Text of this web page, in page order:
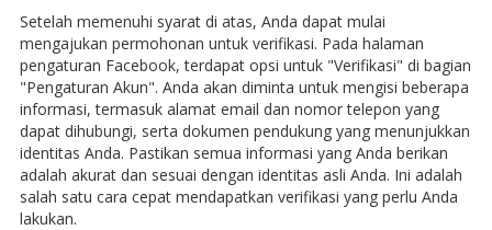
Setelah memenuhi syarat di atas, Anda dapat mulai
mengajukan permohonan untuk verifikasi. Pada halaman
pengaturan Facebook, terdapat opsi untuk "Verifikasi" di bagian
"Pengaturan Akun". Anda akan diminta untuk mengisi beberapa
informasi, termasuk alamat email dan nomor telepon yang
dapat dihubungi, serta dokumen pendukung yang menunjukkan
identitas Anda. Pastikan semua informasi yang Anda berikan
adalah akurat dan sesuai dengan identitas asli Anda. Ini adalah
salah satu cara cepat mendapatkan verifikasi yang perlu Anda
lakukan.